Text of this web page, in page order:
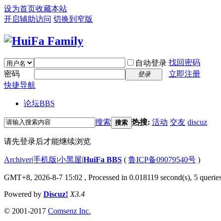
设为首页收藏本站
开启辅助访问 切换到窄版
自动登录 找回密码
密码
登录
立即注册
快捷导航
论坛BBS
搜索 搜索 热搜: 活动 交友 discuz
请先登录后才能继续浏览
Archiver|手机版|小黑屋|HuiFa BBS ( 鲁ICP备09079540号 )
GMT+8, 2026-8-7 15:02 , Processed in 0.018119 second(s), 5
Powered by Discuz! X3.4
© 2001-2017 Comsenz Inc.